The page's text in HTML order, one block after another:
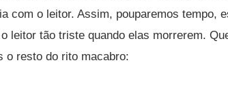
com o leitor. Assim, pouparemos tempo,
leitor tão triste quando elas morrerem.
o resto do rito macabro: